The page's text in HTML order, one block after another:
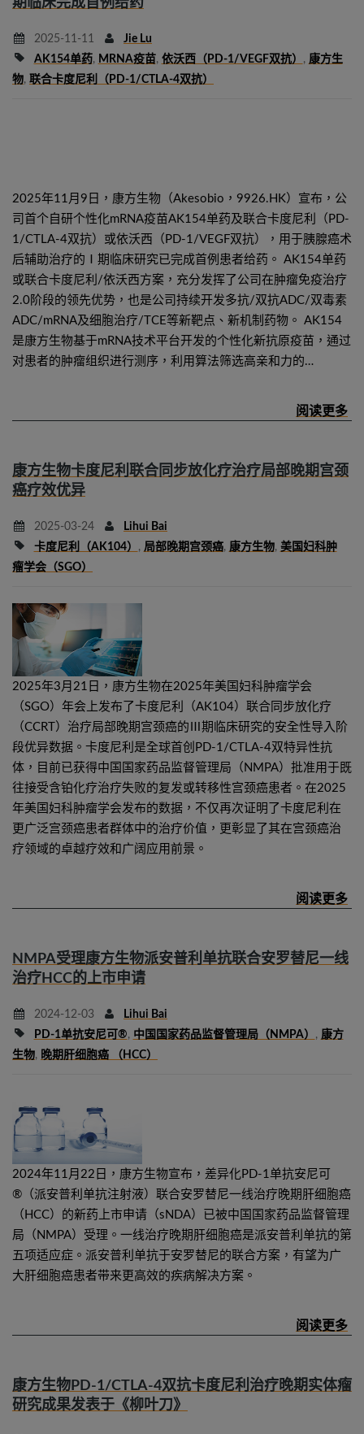
期临床完成首例给药
2025-11-11
Jie Lu
AK154单药, MRNA疫苗, 依沃西（PD-1/VEGF双抗） , 康方生
物, 联合卡度尼利（PD-1/CTLA-4双抗）
2025年11月9日，康方生物（Akesobio，9926.HK）宣布，公
司首个自研个性化mRNA疫苗AK154单药及联合卡度尼利（PD-
1/CTLA-4双抗）或依沃西（PD-1/VEGF双抗），用于胰腺癌术
后辅助治疗的Ⅰ期临床研究已完成首例患者给药。 AK154单药
或联合卡度尼利/依沃西方案，充分发挥了公司在肿瘤免疫治疗
2.0阶段的领先优势，也是公司持续开发多抗/双抗ADC/双毒素
ADC/mRNA及细胞治疗/TCE等新靶点、新机制药物。 AK154
是康方生物基于mRNA技术平台开发的个性化新抗原疫苗，通过
对患者的肿瘤组织进行测序，利用算法筛选高亲和力的…
康方生物卡度尼利联合同步放化疗治疗局部晚期宫颈
癌疗效优异
2025-03-24
Lihui Bai
卡度尼利（AK104）
, 局部晚期宫颈癌, 康方生物, 美国妇科肿
瘤学会（SGO）
2025年3月21日，康方生物在2025年美国妇科肿瘤学会
（SGO）年会上发布了卡度尼利（AK104）联合同步放化疗
（CCRT）治疗局部晚期宫颈癌的Ⅲ期临床研究的安全性导入阶
段优异数据。卡度尼利是全球首创PD-1/CTLA-4双特异性抗
体，目前已获得中国国家药品监督管理局（NMPA）批准用于既
往接受含铂化疗治疗失败的复发或转移性宫颈癌患者。在2025
年美国妇科肿瘤学会发布的数据，不仅再次证明了卡度尼利在
更广泛宫颈癌患者群体中的治疗价值，更彰显了其在宫颈癌治
疗领域的卓越疗效和广阔应用前景。
NMPA受理康方生物派安普利单抗联合安罗替尼一线
治疗HCC的上市申请
2024-12-03
Lihui Bai
PD-1单抗安尼可®, 中国国家药品监督管理局（NMPA） , 康方
生物, 晚期肝细胞癌 （HCC）
2024年11月22日，康方生物宣布，差异化PD-1单抗安尼可
®（派安普利单抗注射液）联合安罗替尼一线治疗晚期肝细胞癌
（HCC）的新药上市申请（sNDA）已被中国国家药品监督管理
局（NMPA）受理。一线治疗晚期肝细胞癌是派安普利单抗的第
五项适应症。派安普利单抗于安罗替尼的联合方案，有望为广
大肝细胞癌患者带来更高效的疾病解决方案。
康方生物PD-1/CTLA-4双抗卡度尼利治疗晚期实体瘤
研究成果发表于《柳叶刀》